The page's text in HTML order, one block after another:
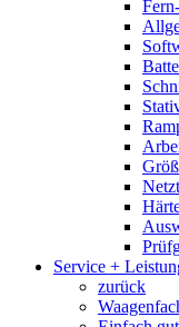
Service +
zurück